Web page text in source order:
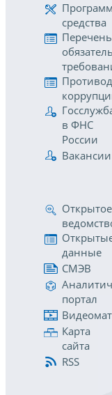
средства
Перечень
в ФНС
России
Вакансии
Открытое
данные
СМЭВ
портал
Карта
сайта
RSS